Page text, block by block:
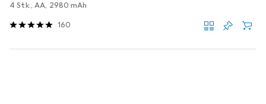
4 Stk., AA, 2980 mAh
160